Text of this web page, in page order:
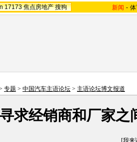
17173 焦点房地产 搜狗 新闻 -
专题 > 中国汽车主语论坛 > 主语论坛博文报道
求经销商和厂家之
[我来